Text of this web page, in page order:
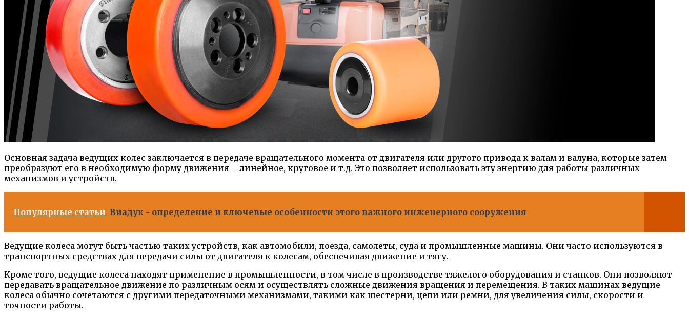
Основная задача ведущих колес заключается в передаче вращательного момента от двигателя или другого привода к валам и валуна, которые затем
преобразуют его в необходимую форму движения – линейное, круговое и т.д. Это позволяет использовать эту энергию для работы различных
механизмов и устройств.
Популярные статьи Виадук - определение и ключевые особенности этого важного инженерного сооружения
Ведущие колеса могут быть частью таких устройств, как автомобили, поезда, самолеты, суда и промышленные машины. Они часто используются в
транспортных средствах для передачи силы от двигателя к колесам, обеспечивая движение и тягу.
Кроме того, ведущие колеса находят применение в промышленности, в том числе в производстве тяжелого оборудования и станков. Они позволяют
передавать вращательное движение по различным осям и осуществлять сложные движения вращения и перемещения. В таких машинах ведущие
колеса обычно сочетаются с другими передаточными механизмами, такими как шестерни, цепи или ремни, для увеличения силы, скорости и
точности работы.